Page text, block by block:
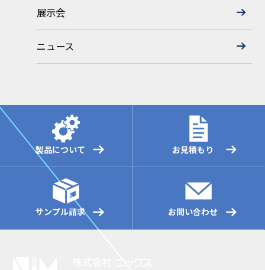
展示会
ニュース
製品について お見積もり
サンプル請求 お問い合わせ